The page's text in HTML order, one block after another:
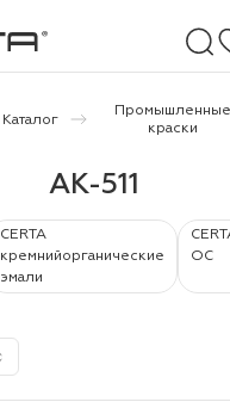
Каталог
Промышленные
краски
АК-511
CERTA
кремнийорганические
эмали
ОС